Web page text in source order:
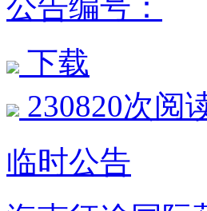
下载
230820次阅
临时公告